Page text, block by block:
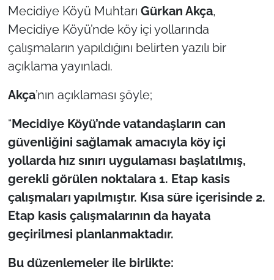
Mecidiye Köyü Muhtarı Gürkan Akça,
Mecidiye Köyü’nde köy içi yollarında
çalışmaların yapıldığını belirten yazılı bir
açıklama yayınladı.
Akça’nın açıklaması şöyle;
“Mecidiye Köyü’nde vatandaşların can
güvenliğini sağlamak amacıyla köy içi
yollarda hız sınırı uygulaması başlatılmış,
gerekli görülen noktalara 1. Etap kasis
çalışmaları yapılmıştır. Kısa süre içerisinde 2.
Etap kasis çalışmalarının da hayata
geçirilmesi planlanmaktadır.
Bu düzenlemeler ile birlikte:
EDİRNE
TEKİRDAĞ
KIRKLARELİ
ÇANAKKALE
TÜRKİYE
Bölge
Güvenlik
Genel
Politika